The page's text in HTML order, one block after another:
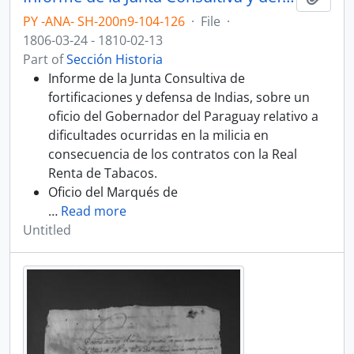
PY -ANA- SH-200n9-104-126 · File ·
1806-03-24 - 1810-02-13
Part ofSección Historia
Informe de la Junta Consultiva de
fortificaciones y defensa de Indias, sobre un
oficio del Gobernador del Paraguay relativo a
dificultades ocurridas en la milicia en
consecuencia de los contratos con la Real
Renta de Tabacos.
Oficio del Marqués de
… Read more
Untitled